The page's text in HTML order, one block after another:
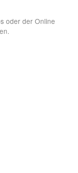
oder der Online